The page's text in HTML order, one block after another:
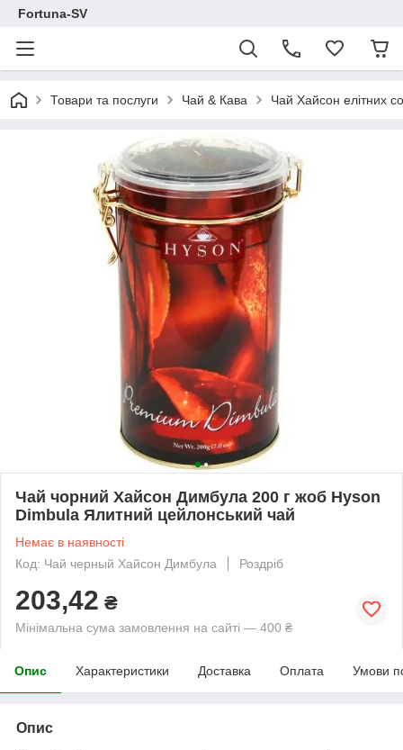
Fortuna-SV
Товари та послуги Чай & Кава Чай Хайсон елітних
Чай чорний Хайсон Димбула 200 г жоб Hyson
Dimbula Ялитний цейлонський чай
Немає в наявності
Код: Чай черный Хайсон Димбула
Роздріб
203,42 ₴
Мінімальна сума замовлення на сайті — 400 ₴
Опис Характеристики Доставка Оплата Умови
Опис